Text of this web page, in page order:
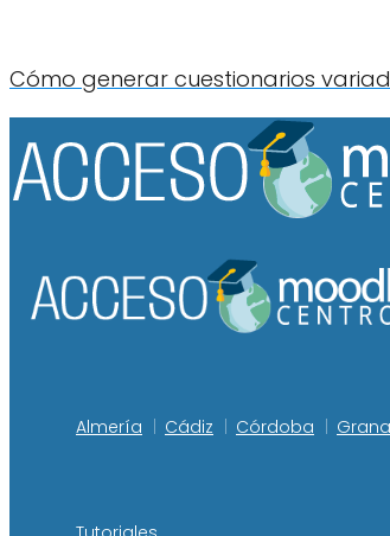
Cómo generar cuestionarios
Almería Cádiz Córdoba